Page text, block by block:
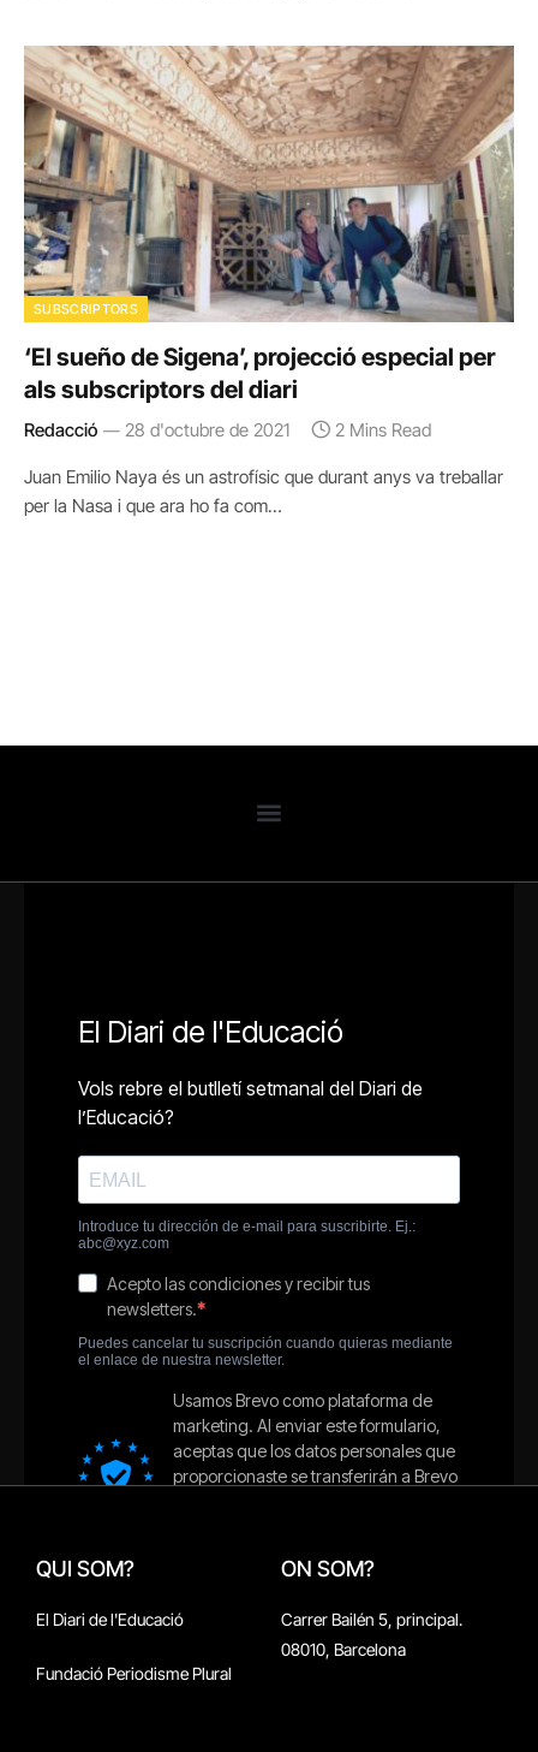
SUBSCRIPTORS
‘El sueño de Sigena’, projecció especial per
als subscriptors del diari
Redacció 28 d'octubre de 2021 2 Mins Read
Juan Emilio Naya és un astrofísic que durant anys va treballar
per la Nasa i que ara ho fa com…
QUI SOM?
El Diari de l'Educació
Fundació Periodisme Plural
ON SOM?
Carrer Bailén 5, principal.
08010, Barcelona